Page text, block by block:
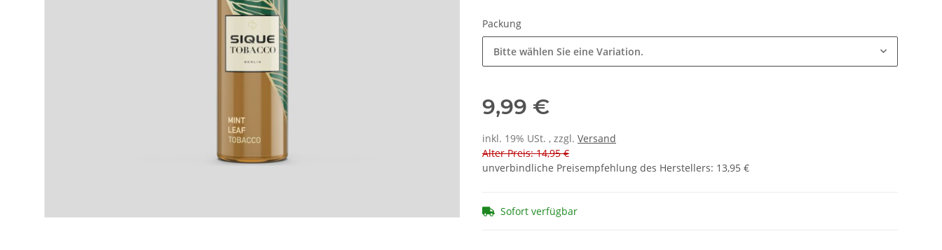
Packung
Bitte wählen Sie eine Variation.
9,99 €
inkl. 19% USt. , zzgl. Versand
Alter Preis: 14,95 €
unverbindliche Preisempfehlung des Herstellers: 13,95 €
Sofort verfügbar